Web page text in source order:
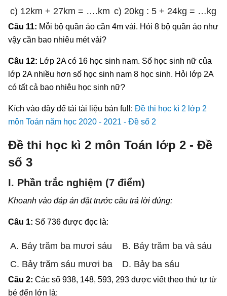
c) 12km + 27km = ….km c) 20kg : 5 + 24kg = …kg
Câu 11: Mỗi bộ quần áo cần 4m vải. Hỏi 8 bộ quần áo như
vậy cần bao nhiêu mét vải?
Câu 12: Lớp 2A có 16 học sinh nam. Số học sinh nữ của
lớp 2A nhiều hơn số học sinh nam 8 học sinh. Hỏi lớp 2A
có tất cả bao nhiêu học sinh nữ?
Kích vào đây để tải tài liệu bản full: Đề thi học kì 2 lớp 2
môn Toán năm học 2020 - 2021 - Đề số 2
Đề thi học kì 2 môn Toán lớp 2 - Đề
số 3
I. Phần trắc nghiệm (7 điểm)
Khoanh vào đáp án đặt trước câu trả lời đúng:
Câu 1: Số 736 được đọc là:
A. Bảy trăm ba mươi sáu
B. Bảy trăm ba và sáu
C. Bảy trăm sáu mươi ba
D. Bảy ba sáu
Câu 2: Các số 938, 148, 593, 293 được viết theo thứ tự từ
bé đến lớn là: